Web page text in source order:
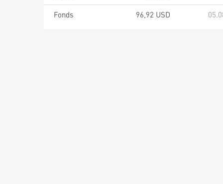
Fonds
96,92 USD